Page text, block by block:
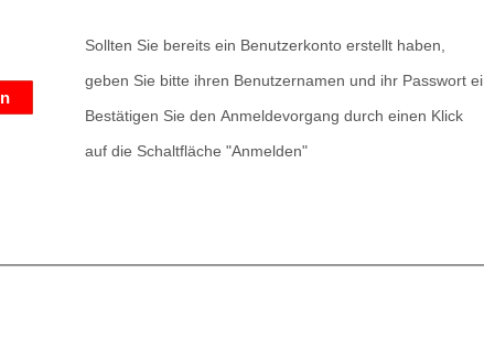
Sollten Sie bereits ein Benutzerkonto erstellt haben,
geben Sie bitte ihren Benutzernamen und ihr Passwort
Bestätigen Sie den Anmeldevorgang durch einen Klick
auf die Schaltfläche "Anmelden"